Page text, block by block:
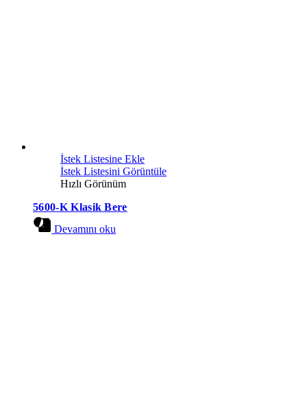
İstek Listesine Ekle
İstek Listesini Görüntüle
Hızlı Görünüm
5600-K Klasik Bere
Devamını oku